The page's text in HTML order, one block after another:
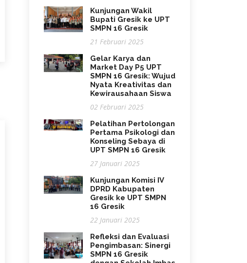
Kunjungan Wakil
Bupati Gresik ke UPT
SMPN 16 Gresik
21 Februari 2025
Gelar Karya dan
Market Day P5 UPT
SMPN 16 Gresik: Wujud
Nyata Kreativitas dan
Kewirausahaan Siswa
02 Februari 2025
Pelatihan Pertolongan
Pertama Psikologi dan
Konseling Sebaya di
UPT SMPN 16 Gresik
27 Januari 2025
Kunjungan Komisi IV
DPRD Kabupaten
Gresik ke UPT SMPN
16 Gresik
22 Januari 2025
Refleksi dan Evaluasi
Pengimbasan: Sinergi
SMPN 16 Gresik